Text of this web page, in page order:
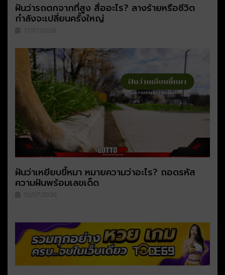
ฝันว่ารถตกจากที่สูง สื่ออะไร? ลางร้ายหรือชีวิต
กำลังจะเปลี่ยนครั้งใหญ่
17/07/2026
ฝันว่าเหยียบขี้หมา หมายความว่าอะไร? ถอดรหัส
ความฝันพร้อมเลขเด็ด
10/07/2026